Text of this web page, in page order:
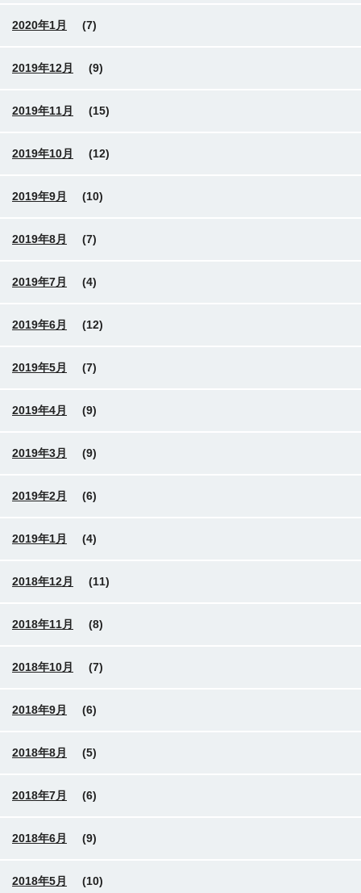
2020年1月 (7)
2019年12月 (9)
2019年11月 (15)
2019年10月 (12)
2019年9月 (10)
2019年8月 (7)
2019年7月 (4)
2019年6月 (12)
2019年5月 (7)
2019年4月 (9)
2019年3月 (9)
2019年2月 (6)
2019年1月 (4)
2018年12月 (11)
2018年11月 (8)
2018年10月 (7)
2018年9月 (6)
2018年8月 (5)
2018年7月 (6)
2018年6月 (9)
2018年5月 (10)